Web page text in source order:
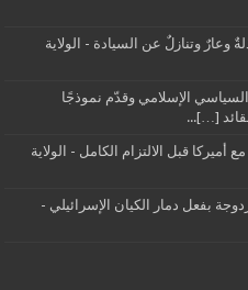
وعارٌ وتنازلٌ عن السيادة - الولاية
السياسي الإسلامي وقدّم نموذجًا
[…]...
أميركا قبل الالتزام الكامل - الولاية
بفعل دمار الكيان الإسرائيلي -